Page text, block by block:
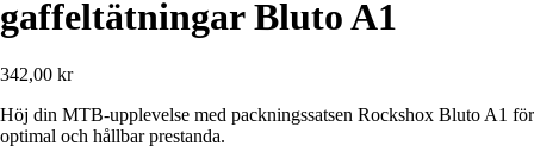
gaffeltätningar Bluto A1
342,00 kr
Höj din MTB-upplevelse med packningssatsen Rockshox Bluto A1 för
optimal och hållbar prestanda.